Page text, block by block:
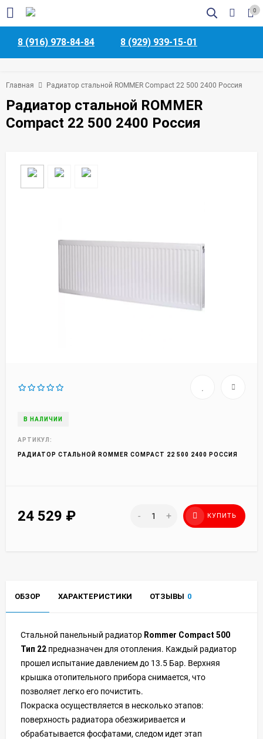
0
8 (916) 978-84-84 8 (929) 939-15-01
Главная Радиатор стальной ROMMER Compact 22 500 2400 Россия
Радиатор стальной ROMMER
Compact 22 500 2400 Россия
В НАЛИЧИИ
АРТИКУЛ:
РАДИАТОР СТАЛЬНОЙ ROMMER COMPACT 22 500 2400 РОССИЯ
24 529 ₽ - + КУПИТЬ
ОБЗОР ХАРАКТЕРИСТИКИ ОТЗЫВЫ 0
Стальной панельный радиатор Rommer Compact 500
Тип 22 предназначен для отопления. Каждый радиатор
прошел испытание давлением до 13.5 Бар. Верхняя
крышка отопительного прибора снимается, что
позволяет легко его почистить.
Покраска осуществляется в несколько этапов:
поверхность радиатора обезжиривается и
обрабатывается фосфатами, следом идет этап